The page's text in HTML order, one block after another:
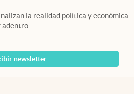
la realidad política y económica
adentro.
newsletter